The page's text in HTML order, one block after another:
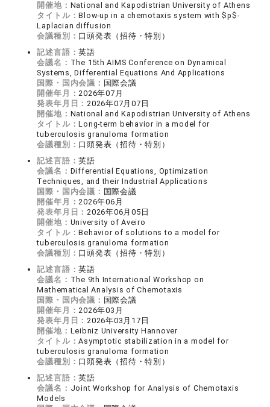
開催地： National and Kapodistrian University of Athens
タイトル：Blow-up in a chemotaxis system with $p$-
Laplacian diffusion
会議種別： 口頭発表（招待・特別）
記述言語：英語
会議名： The 15th AIMS Conference on Dynamical
Systems, Differential Equations And Applications
国際・国内会議： 国際会議
開催年月：2026年07月
発表年月日：2026年07月07日
開催地： National and Kapodistrian University of Athens
タイトル：Long-term behavior in a model for
tuberculosis granuloma formation
会議種別： 口頭発表（招待・特別）
記述言語：英語
会議名： Differential Equations, Optimization
Techniques, and their Industrial Applications
国際・国内会議： 国際会議
開催年月：2026年06月
発表年月日：2026年06月05日
開催地： University of Aveiro
タイトル：Behavior of solutions to a model for
tuberculosis granuloma formation
会議種別： 口頭発表（招待・特別）
記述言語：英語
会議名： The 9th International Workshop on
Mathematical Analysis of Chemotaxis
国際・国内会議： 国際会議
開催年月：2026年03月
発表年月日：2026年03月17日
開催地： Leibniz University Hannover
タイトル：Asymptotic stabilization in a model for
tuberculosis granuloma formation
会議種別： 口頭発表（招待・特別）
記述言語：英語
会議名： Joint Workshop for Analysis of Chemotaxis
Models